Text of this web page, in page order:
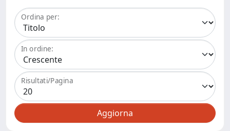
Ordina per:
In ordine:
Risultati/Pagina